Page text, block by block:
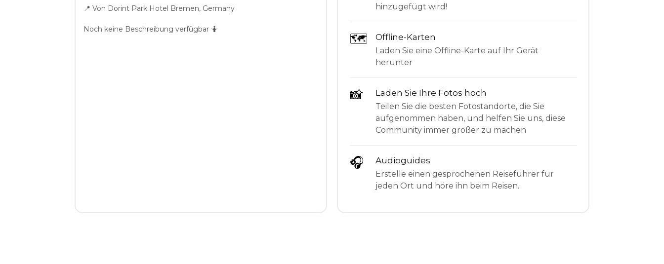
📍 Von Dorint Park Hotel Bremen, Germany
Noch keine Beschreibung verfügbar 🤷
hinzugefügt wird!
🗺 Offline-Karten
Laden Sie eine Offline-Karte auf Ihr Gerät
herunter
📸 Laden Sie Ihre Fotos hoch
Teilen Sie die besten Fotostandorte, die Sie
aufgenommen haben, und helfen Sie uns, diese
Community immer größer zu machen
🎧 Audioguides
Erstelle einen gesprochenen Reiseführer für
jeden Ort und höre ihn beim Reisen.